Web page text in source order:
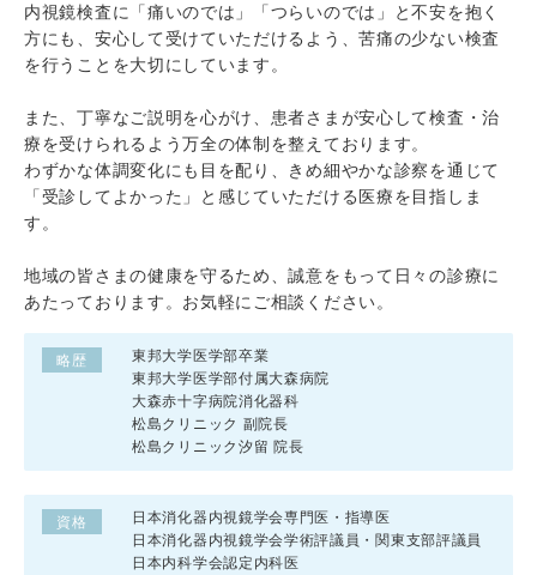
内視鏡検査に「痛いのでは」「つらいのでは」と不安を抱く
方にも、安心して受けていただけるよう、苦痛の少ない検査
を行うことを大切にしています。
また、丁寧なご説明を心がけ、患者さまが安心して検査・治
療を受けられるよう万全の体制を整えております。
わずかな体調変化にも目を配り、きめ細やかな診察を通じて
「受診してよかった」と感じていただける医療を目指しま
す。
地域の皆さまの健康を守るため、誠意をもって日々の診療に
あたっております。お気軽にご相談ください。
略歴
東邦大学医学部卒業
東邦大学医学部付属大森病院
大森赤十字病院消化器科
松島クリニック 副院長
松島クリニック汐留 院長
資格
日本消化器内視鏡学会専門医・指導医
日本消化器内視鏡学会学術評議員・関東支部評議員
日本内科学会認定内科医